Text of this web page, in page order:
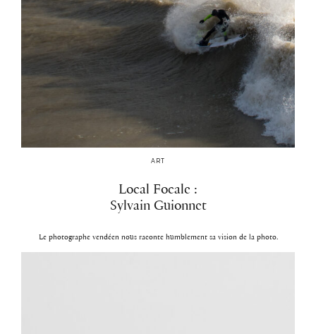
ART
Local Focale :
Sylvain Guionnet
Le photographe vendéen nous raconte humblement sa vision de la photo.